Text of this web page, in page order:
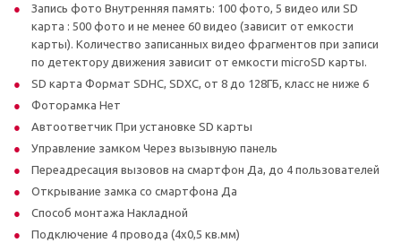
Запись фото Внутренняя память: 100 фото, 5 видео или SD
карта : 500 фото и не менее 60 видео (зависит от емкости
карты). Количество записанных видео фрагментов при записи
по детектору движения зависит от емкости microSD карты.
SD карта Формат SDHC, SDXC, от 8 до 128ГБ, класс не ниже 6
Фоторамка Нет
Автоответчик При установке SD карты
Управление замком Через вызывную панель
Переадресация вызовов на смартфон Да, до 4 пользователей
Открывание замка со смартфона Да
Способ монтажа Накладной
Подключение 4 провода (4х0,5 кв.мм)